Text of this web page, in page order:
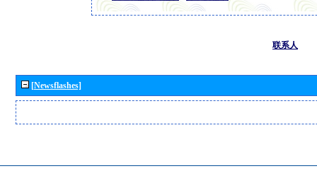
联系人
[Newsflashes]